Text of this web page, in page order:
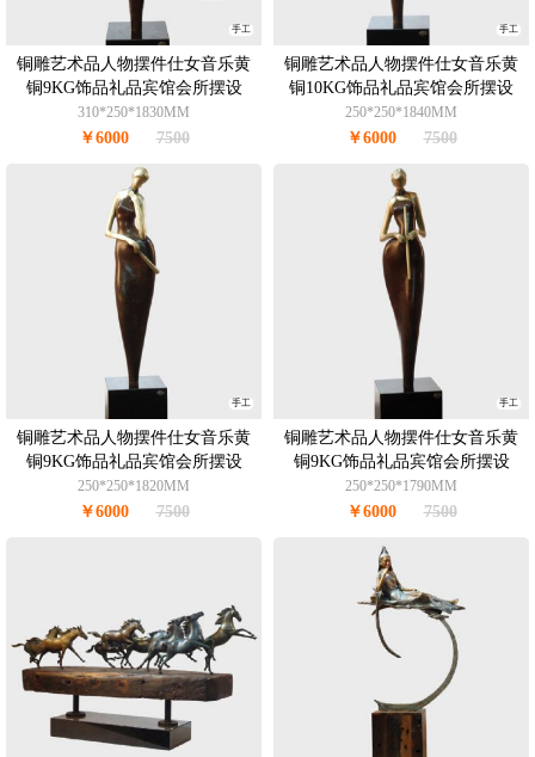
手工
铜雕艺术品人物摆件仕女音乐黄
铜9KG饰品礼品宾馆会所摆设
310*250*1830MM
￥6000 7500
手工
铜雕艺术品人物摆件仕女音乐黄
铜10KG饰品礼品宾馆会所摆设
250*250*1840MM
￥6000 7500
手工
铜雕艺术品人物摆件仕女音乐黄
铜9KG饰品礼品宾馆会所摆设
250*250*1820MM
￥6000 7500
手工
铜雕艺术品人物摆件仕女音乐黄
铜9KG饰品礼品宾馆会所摆设
250*250*1790MM
￥6000 7500